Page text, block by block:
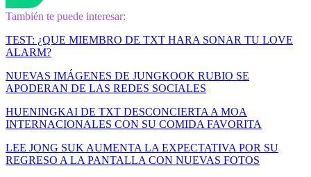
También te puede interesar:
TEST: ¿QUE MIEMBRO DE TXT HARA SONAR TU LOVE
ALARM?
NUEVAS IMÁGENES DE JUNGKOOK RUBIO SE
APODERAN DE LAS REDES SOCIALES
HUENINGKAI DE TXT DESCONCIERTA A MOA
INTERNACIONALES CON SU COMIDA FAVORITA
LEE JONG SUK AUMENTA LA EXPECTATIVA POR SU
REGRESO A LA PANTALLA CON NUEVAS FOTOS